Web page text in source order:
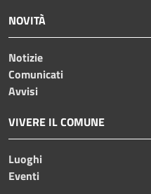
NOVITÀ
Notizie
Comunicati
Avvisi
VIVERE IL COMUNE
Luoghi
Eventi